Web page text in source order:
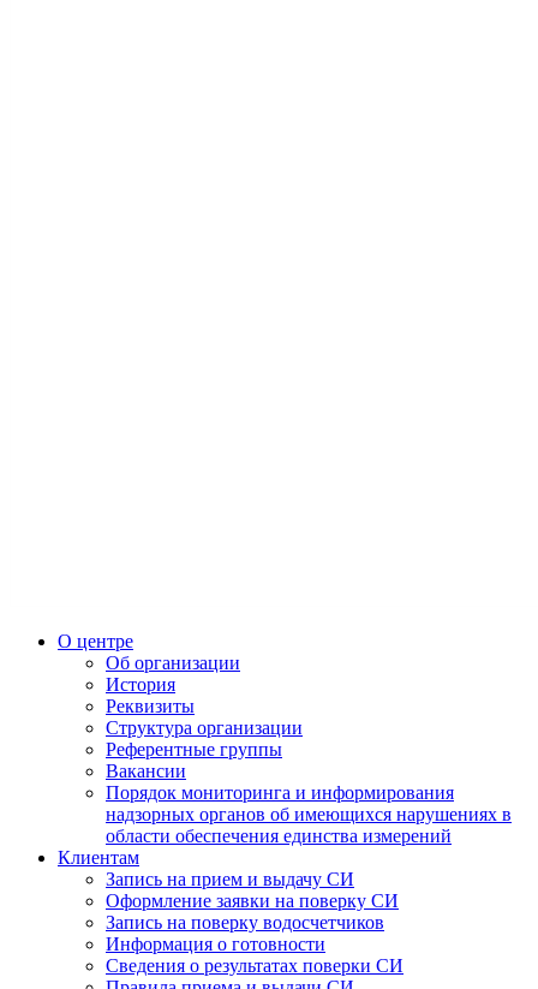
О центре
Об организации
История
Реквизиты
Структура организации
Референтные группы
Вакансии
Порядок мониторинга и информирования
надзорных органов об имеющихся нарушениях в
области обеспечения единства измерений
Клиентам
Запись на прием и выдачу СИ
Оформление заявки на поверку СИ
Запись на поверку водосчетчиков
Информация о готовности
Сведения о результатах поверки СИ